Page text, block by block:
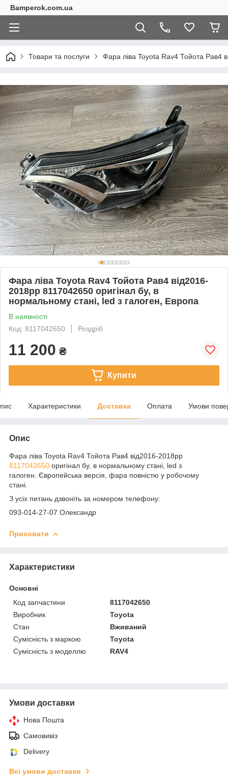
Bamperok.com.ua
Товари та послуги Фара ліва Toyota Rav4 Тойота Рав4
Фара ліва Toyota Rav4 Тойота Рав4 від2016-
2018рр 8117042650 оригінал бу, в
нормальному стані, led з галоген, Европа
В наявності
Код: 8117042650
Роздріб
11 200 ₴
Купити
Характеристики Доставка Оплата Умови
Опис
Фара ліва Toyota Rav4 Тойота Рав4 від2016-2018рр
8117042650 оригінал бу, в нормальному стані, led з
галоген. Європейська версія, фара повністю у робочому
стані.
З усіх питань дзвоніть за номером телефону:
093-014-27-07 Олександр
Приховати
Характеристики
Основні
Код запчастини
8117042650
Виробник
Toyota
Стан
Вживаний
Сумісність з маркою
Toyota
Сумісність з моделлю
RAV4
Умови доставки
Нова Пошта
Самовивіз
Delivery
Всі умови доставки